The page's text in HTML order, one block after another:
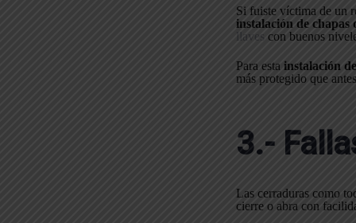
Si fuiste víctima de un
instalación de chapas
llaves con buenos
Para esta instalación
más protegido que
3.-
Las cerraduras como
cierre o abra con